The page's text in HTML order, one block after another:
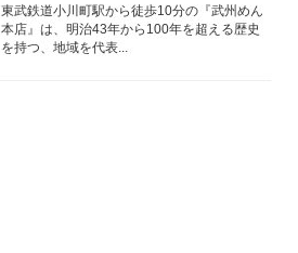
どん」！
東武鉄道小川町駅から徒歩10分の『武州めん
本店』は、明治43年から100年を超える歴史
を持つ、地域を代表...